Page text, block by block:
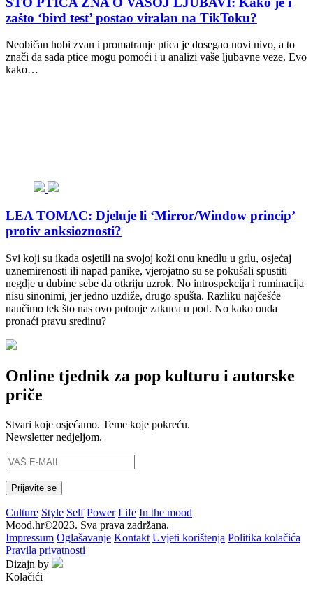
zašto ‘bird test’ postao viralan na TikToku?
Neobičan hobi zvan i promatranje ptica je dosegao novi nivo, a to
znači da sada ptice mogu pomoći i u analizi vaše ljubavne veze. Evo
kako…
LEA TOMAC: Djeluje li ‘Mirror/Window princip’
protiv anksioznosti?
Svi koji su ikada osjetili na svojoj koži onu knedlu u grlu, osjećaj
uznemirenosti ili napad panike, vjerojatno su se pokušali spustiti
negdje u dubine sebe da otkriju uzrok. No introspekcija i ruminacija
nisu sinonimi, jer jedno uzdiže, drugo spušta. Razliku najčešće
naučimo tek što nas ovo potonje zakuca u pod. No kako onda
pronaći pravu sredinu?
Online tjednik za pop kulturu i autorske
priče
Stvari koje osjećamo. Teme koje pokreću.
Newsletter nedjeljom.
Culture Style Self Power Life In the mood
Mood.hr©2023. Sva prava zadržana.
Impressum Oglašavanje Kontakt Uvjeti korištenja Politika kolačića
Pravila privatnosti
Dizajn by
Kolačići